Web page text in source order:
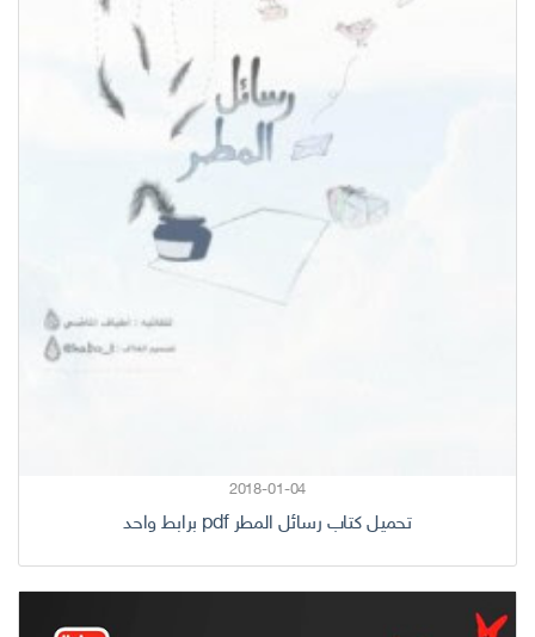
2018-01-04
تحميل كتاب رسائل المطر pdf برابط واحد